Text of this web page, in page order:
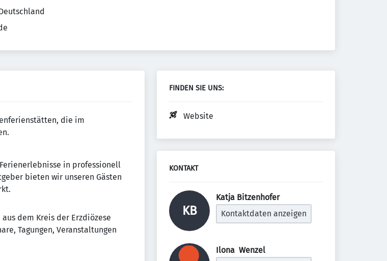
die im
in professionell
bieten wir unseren Gästen
dem Kreis der Erzdiözese
Tagungen, Veranstaltungen
FINDEN SIE UNS:
Website
KONTAKT
KB
Katja Bitzenhofer
Kontaktdaten anzeigen
Ilona  Wenzel